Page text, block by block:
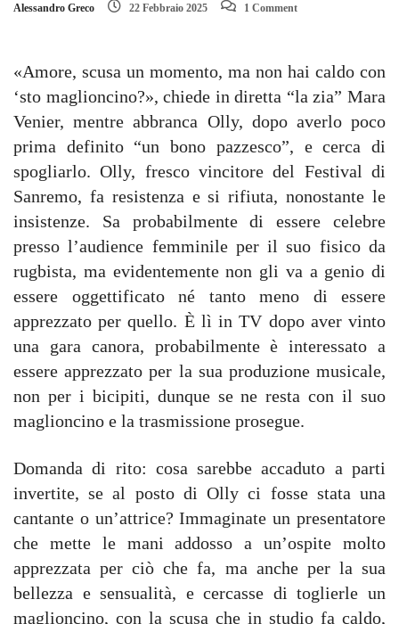
Alessandro Greco 22 Febbraio 2025 1 Comment
«Amore, scusa un momento, ma non hai caldo con
‘sto maglioncino?», chiede in diretta “la zia” Mara
Venier, mentre abbranca Olly, dopo averlo poco
prima definito “un bono pazzesco”, e cerca di
spogliarlo. Olly, fresco vincitore del Festival di
Sanremo, fa resistenza e si rifiuta, nonostante le
insistenze. Sa probabilmente di essere celebre
presso l’audience femminile per il suo fisico da
rugbista, ma evidentemente non gli va a genio di
essere oggettificato né tanto meno di essere
apprezzato per quello. È lì in TV dopo aver vinto
una gara canora, probabilmente è interessato a
essere apprezzato per la sua produzione musicale,
non per i bicipiti, dunque se ne resta con il suo
maglioncino e la trasmissione prosegue.
Domanda di rito: cosa sarebbe accaduto a parti
invertite, se al posto di Olly ci fosse stata una
cantante o un’attrice? Immaginate un presentatore
che mette le mani addosso a un’ospite molto
apprezzata per ciò che fa, ma anche per la sua
bellezza e sensualità, e cercasse di toglierle un
maglioncino, con la scusa che in studio fa caldo,